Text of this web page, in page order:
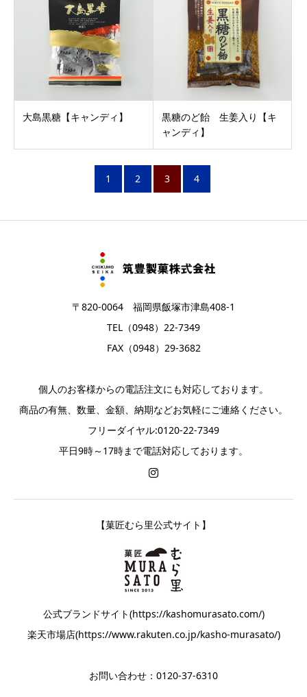
大島黒糖【キャンディ】
黒糖のど飴 生姜入り【キ
ャンディ】
1 2 3 4
〒820-0064 福岡県飯塚市津島408-1
TEL（0948）22-7349
FAX（0948）29-3682
個人のお客様からの電話注文にも対応しております。
商品の有無、数量、金額、納期などお気軽にご連絡ください。
フリーダイヤル:0120-22-7349
平日9時～17時まで電話対応しております。
【菓匠むら里公式サイト】
公式ブランドサイト(https://kashomurasato.com/)
楽天市場店(https://www.rakuten.co.jp/kasho-murasato/)
お問い合わせ：0120-37-6310